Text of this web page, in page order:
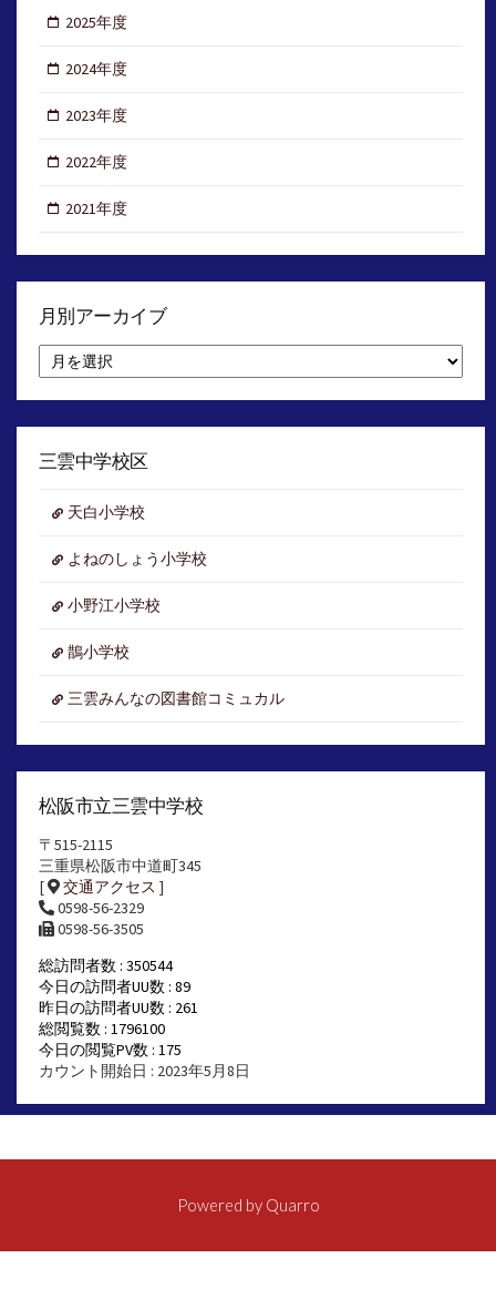
2025年度
2024年度
2023年度
2022年度
2021年度
月別アーカイブ
別
イ
三雲中学校区
天白小学校
よねのしょう小学校
小野江小学校
鵲小学校
三雲みんなの図書館コミュカル
松阪市立三雲中学校
〒515-2115
三重県松阪市中道町345
[
交通アクセス ]
0598-56-2329
0598-56-3505
総訪問者数 : 350544
今日の訪問者UU数 : 89
昨日の訪問者UU数 : 261
総閲覧数 : 1796100
今日の閲覧PV数 : 175
カウント開始日 : 2023年5月8日
Powered by Quarro